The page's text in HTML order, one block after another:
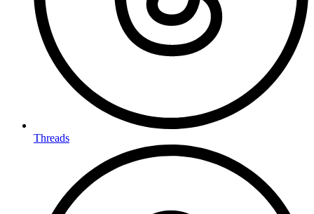
Threads